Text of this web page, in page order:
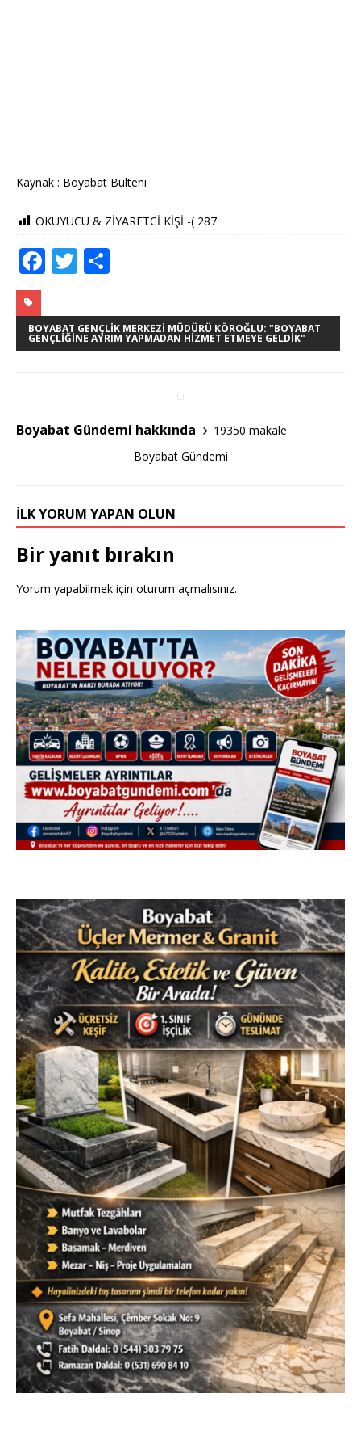
Kaynak : Boyabat Bülteni
OKUYUCU & ZİYARETCİ KİŞİ -( 287
F
c
e
o
k
T
it
te
ar
e
BOYABAT GENÇLIK MERKEZI MÜDÜRÜ KÖROĞLU: "BOYABAT
GENÇLIĞINE AYRIM YAPMADAN HIZMET ETMEYE GELDIK"
Boyabat Gündemi hakkında
19350 makale
Boyabat Gündemi
İLK YORUM YAPAN OLUN
Bir yanıt bırakın
Yorum yapabilmek için oturum açmalısınız.